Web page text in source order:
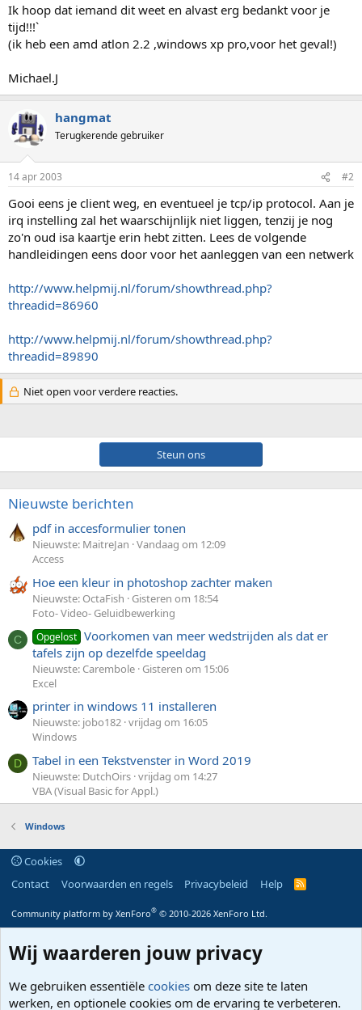
Ik hoop dat iemand dit weet en alvast erg bedankt voor je
tijd!!!`
(ik heb een amd atlon 2.2 ,windows xp pro,voor het geval!)
Michael.J
hangmat
Terugkerende gebruiker
14 apr 2003 #2
Gooi eens je client weg, en eventueel je tcp/ip protocol. Aan je
irq instelling zal het waarschijnlijk niet liggen, tenzij je nog
zo'n oud isa kaartje erin hebt zitten. Lees de volgende
handleidingen eens door voor het aanleggen van een netwerk
http://www.helpmij.nl/forum/showthread.php?
threadid=86960
http://www.helpmij.nl/forum/showthread.php?
threadid=89890
Niet open voor verdere reacties.
Steun ons
Nieuwste berichten
pdf in accesformulier tonen
Nieuwste: MaitreJan Vandaag om 12:09
Access
Hoe een kleur in photoshop zachter maken
Nieuwste: OctaFish
Gisteren om 18:54
Foto- Video- Geluidbewerking
C Opgelost Voorkomen van meer wedstrijden als dat er
tafels zijn op dezelfde speeldag
Nieuwste: Carembole Gisteren om 15:06
Excel
printer in windows 11 installeren
Nieuwste: jobo182 vrijdag om 16:05
Windows
D Tabel in een Tekstvenster in Word 2019
Nieuwste: DutchOirs vrijdag om 14:27
VBA (Visual Basic for Appl.)
Windows
Cookies
Contact
Voorwaarden en regels Privacybeleid Help
R
S
Community platform by XenForo® © 2010-2026 XenForo Ltd.
Wij waarderen jouw privacy
We gebruiken essentiële cookies om deze site te laten
werken, en optionele cookies om de ervaring te verbeteren.